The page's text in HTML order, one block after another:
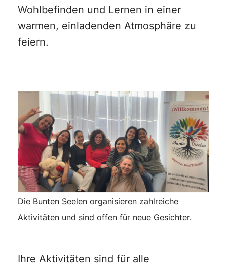
Wohlbefinden und Lernen in einer
warmen, einladenden Atmosphäre zu
feiern.
Die Bunten Seelen organisieren zahlreiche
Aktivitäten und sind offen für neue Gesichter.
Ihre Aktivitäten sind für alle